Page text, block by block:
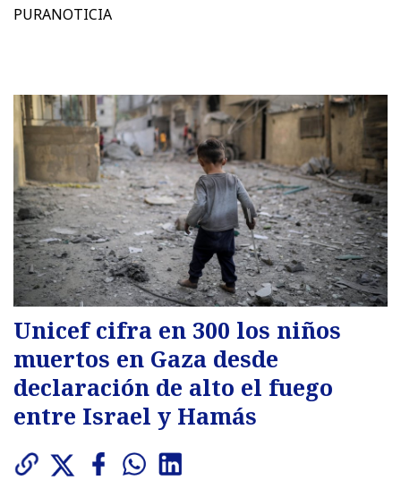
PURANOTICIA
Unicef cifra en 300 los niños
muertos en Gaza desde
declaración de alto el fuego
entre Israel y Hamás